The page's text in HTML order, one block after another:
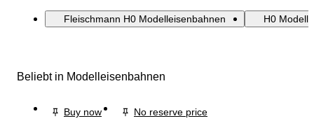
Fleischmann H0 Modelleisenbahnen H0
Beliebt in Modelleisenbahnen
Buy now
No reserve price